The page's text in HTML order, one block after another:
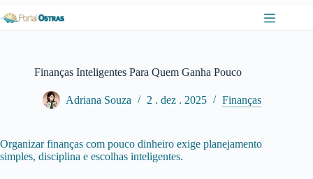
Pular
para
Finanças Inteligentes Para Quem Ganha Pouco
Adriana Souza 2 . dez . 2025 Finanças
Organizar finanças com pouco dinheiro exige planejamento
simples, disciplina e escolhas inteligentes.